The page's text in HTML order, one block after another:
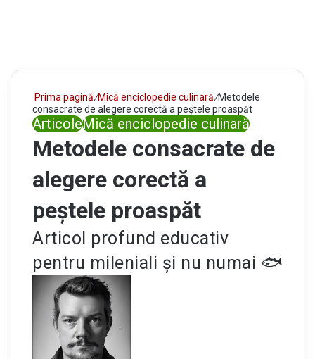
Prima pagină/Mică enciclopedie culinară/Metodele
consacrate de alegere corectă a peștele proaspăt
ArticoleMică enciclopedie culinară
Metodele consacrate de
alegere corectă a
peștele proaspăt
Articol profund educativ
pentru mileniali și nu numai 🐟